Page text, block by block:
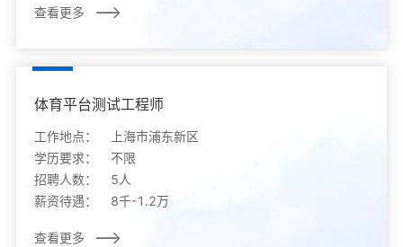
查看更多
体育平台测试工程师
工作地点：
上海市浦东新区
学历要求：
不限
招聘人数：
5人
薪资待遇：
8千-1.2万
查看更多